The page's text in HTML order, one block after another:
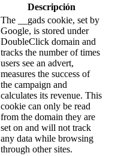
Descripción
The __gads cookie, set by
Google, is stored under
DoubleClick domain and
tracks the number of times
users see an advert,
measures the success of
the campaign and
calculates its revenue. This
cookie can only be read
from the domain they are
set on and will not track
any data while browsing
through other sites.